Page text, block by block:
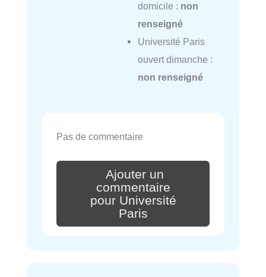
domicile : non
renseigné
Université Paris
ouvert dimanche :
non renseigné
Pas de commentaire
Ajouter un
commentaire
pour Université
Paris